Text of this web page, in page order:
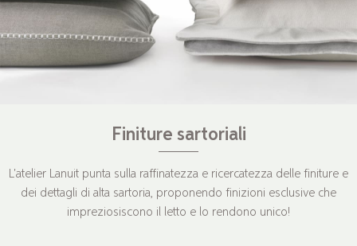
Finiture sartoriali
L'atelier Lanuit punta sulla raffinatezza e ricercatezza delle finiture e
dei dettagli di alta sartoria, proponendo finizioni esclusive che
impreziosiscono il letto e lo rendono unico!